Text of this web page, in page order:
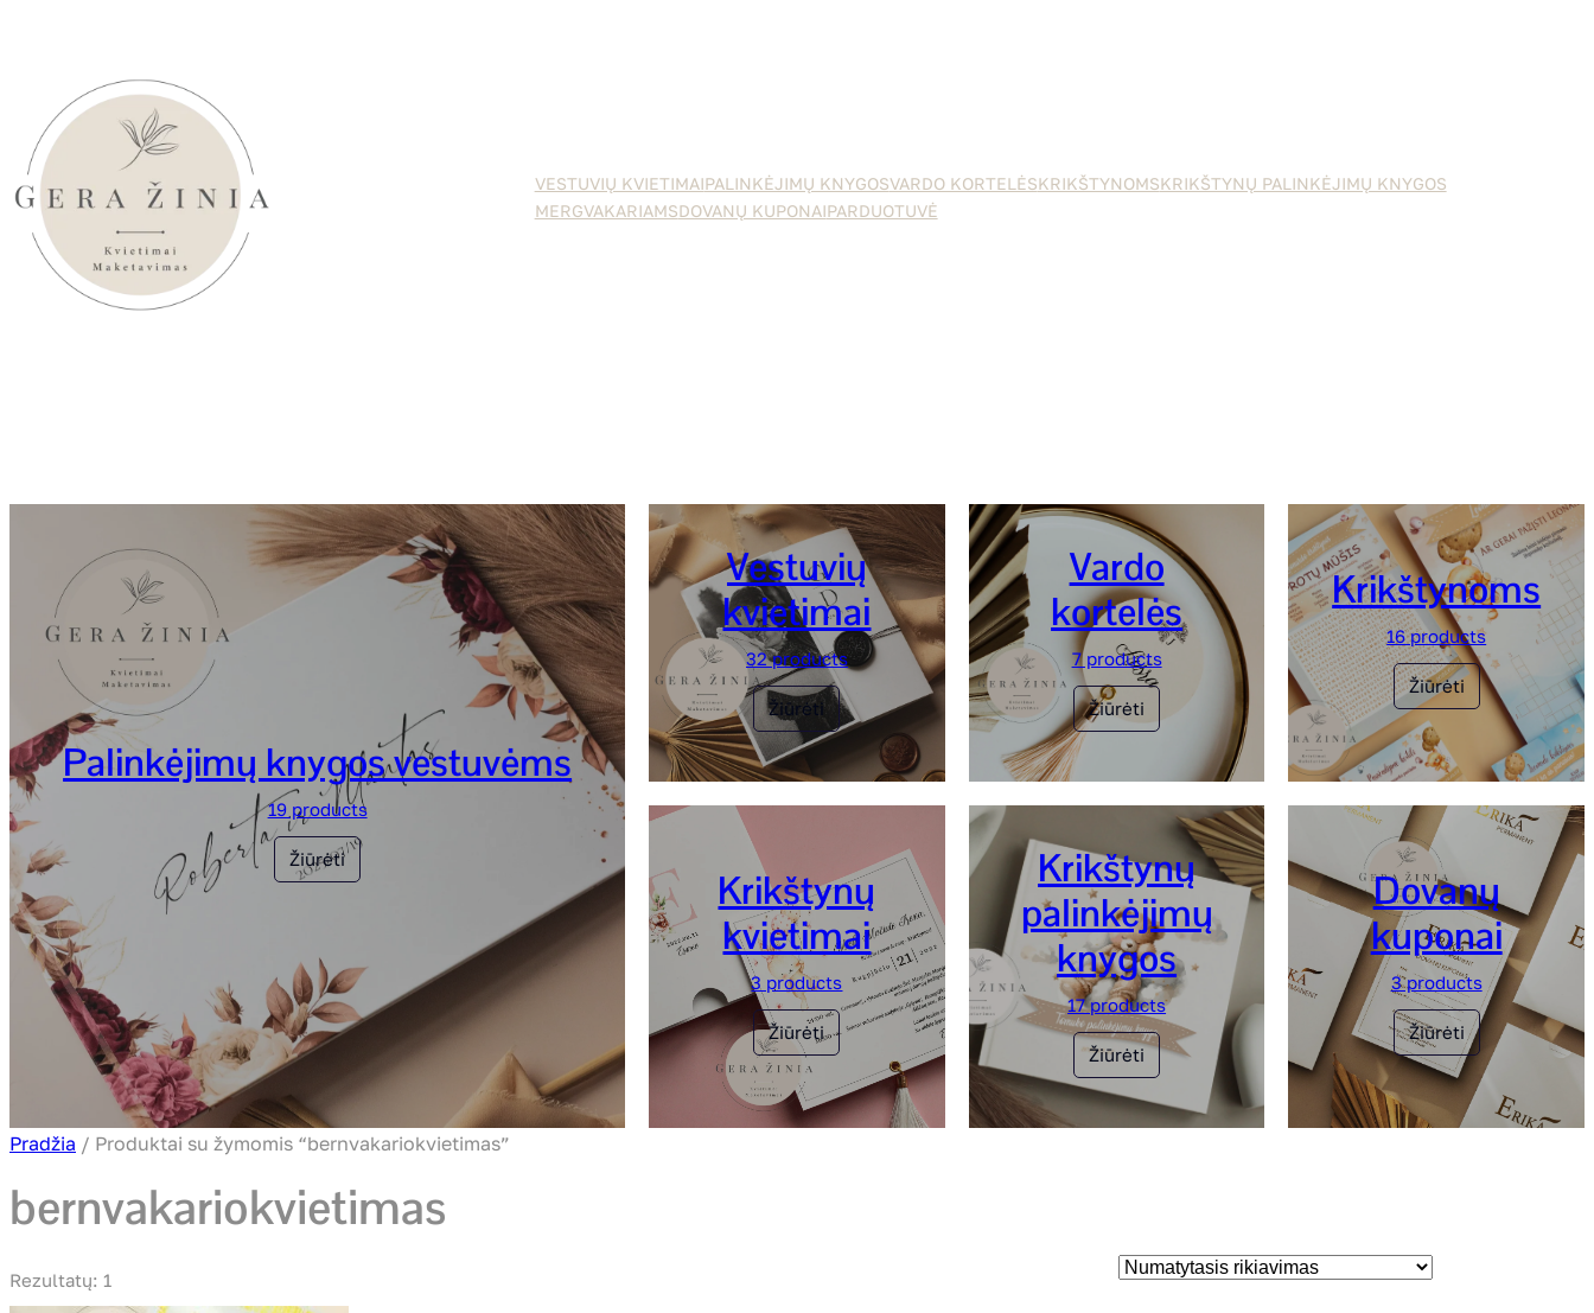
VESTUVIŲ KVIETIMAIPALINKĖJIMŲ KNYGOSVARDO KORTELĖSKRIKŠTYNOMSKRIKŠTYNŲ PALINKĖJIMŲ KNYGOS
MERGVAKARIAMSDOVANŲ KUPONAIPARDUOTUVĖ
Palinkėjimų knygos vestuvėms
19 products
Žiūrėti
Vestuvių
kvietimai
32 products
Žiūrėti
Vardo
kortelės
7 products
Žiūrėti
Krikštynoms
16 products
Žiūrėti
Krikštynų
kvietimai
3 products
Žiūrėti
Krikštynų
palinkėjimų
knygos
17 products
Žiūrėti
Dovanų
kuponai
3 products
Žiūrėti
Pradžia / Produktai su žymomis “bernvakariokvietimas”
bernvakariokvietimas
Rezultatų: 1